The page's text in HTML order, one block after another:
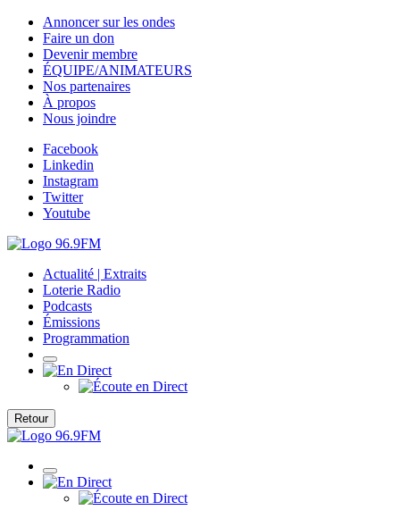
Annoncer sur les ondes
Faire un don
Devenir membre
ÉQUIPE/ANIMATEURS
Nos partenaires
À propos
Nous joindre
Facebook
Linkedin
Instagram
Twitter
Youtube
Actualité | Extraits
Loterie Radio
Podcasts
Émissions
Programmation
Retour